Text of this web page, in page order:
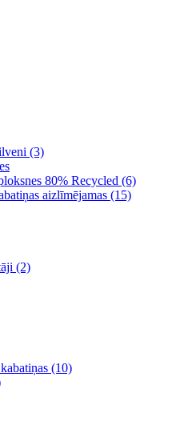
(3)
80% Recycled (6)
aizlīmējamas (15)
(2)
(10)